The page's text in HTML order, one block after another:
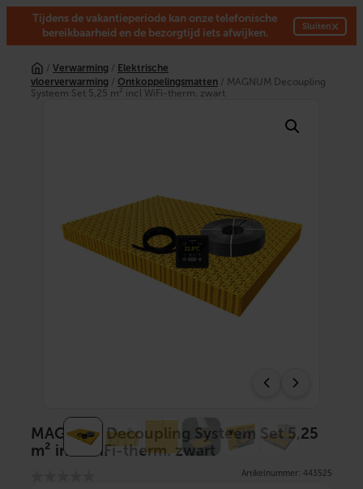
Tijdens de vakantieperiode kan onze telefonische
bereikbaarheid en de bezorgtijd iets afwijken.
Sluiten×
inhoud
/ Verwarming / Elektrische
vloerverwarming / Ontkoppelingsmatten / MAGNUM Decoupling
Systeem Set 5,25 m² incl WiFi-therm. zwart
MAGNUM Decoupling Systeem Set 5,25
m² incl WiFi-therm. zwart
Artikelnummer: 443525